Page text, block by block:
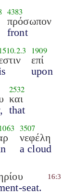
4383
πρόσωπον
front
1510.2.3 1909
επί
upon
2532
και
that
1063 3507
νεφέλη
a cloud
seat.
16:3